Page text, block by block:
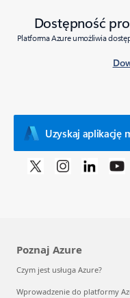
Dostępność
Platforma Azure umożliwia
Uzyskaj aplikację
Poznaj Azure
Czym jest usługa Azure?
Wprowadzenie do platformy